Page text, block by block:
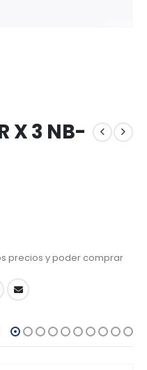
X 3 NB-
precios y poder comprar